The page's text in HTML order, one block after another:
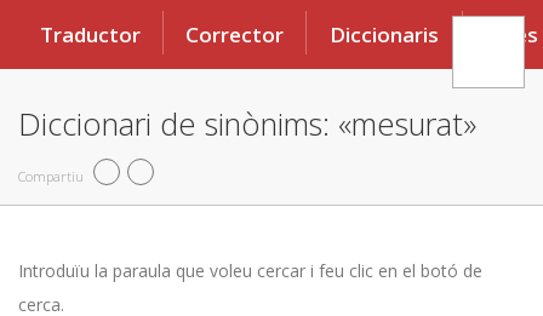
Traductor Corrector Diccionaris Eines
Diccionari de sinònims: «mesurat»
Compartiu
Introduïu la paraula que voleu cercar i feu clic en el botó de
cerca.